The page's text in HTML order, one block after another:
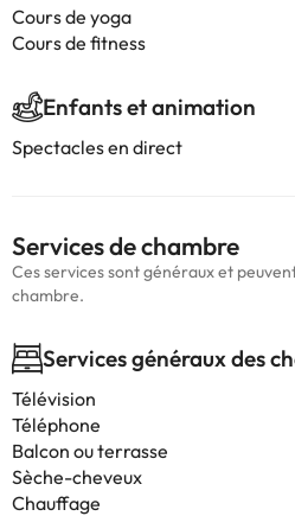
Cours de yoga
Cours de fitness
Enfants et animation
Spectacles en direct
Services de chambre
Ces services sont généraux et
chambre.
Services généraux des
Télévision
Téléphone
Balcon ou terrasse
Sèche-cheveux
Chauffage